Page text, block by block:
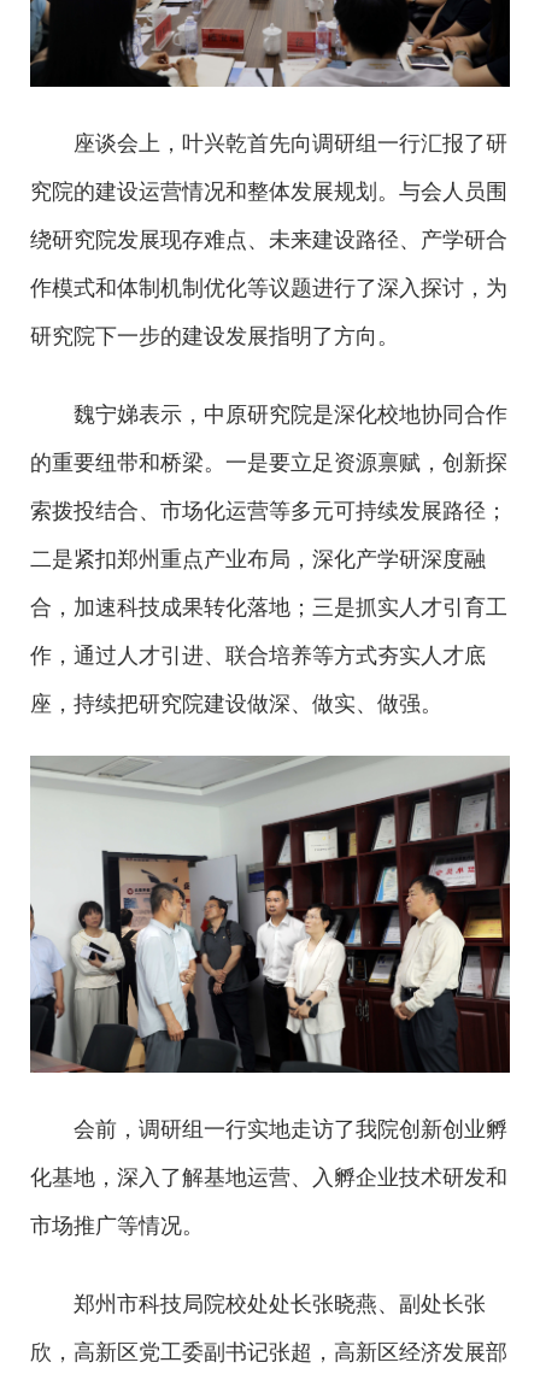
座谈会上，叶兴乾首先向调研组一行汇报了研
究院的建设运营情况和整体发展规划。与会人员围
绕研究院发展现存难点、未来建设路径、产学研合
作模式和体制机制优化等议题进行了深入探讨，为
研究院下一步的建设发展指明了方向。
魏宁娣表示，中原研究院是深化校地协同合作
的重要纽带和桥梁。一是要立足资源禀赋，创新探
索拨投结合、市场化运营等多元可持续发展路径；
二是紧扣郑州重点产业布局，深化产学研深度融
合，加速科技成果转化落地；三是抓实人才引育工
作，通过人才引进、联合培养等方式夯实人才底
座，持续把研究院建设做深、做实、做强。
会前，调研组一行实地走访了我院创新创业孵
化基地，深入了解基地运营、入孵企业技术研发和
市场推广等情况。
郑州市科技局院校处处长张晓燕、副处长张
欣，高新区党工委副书记张超，高新区经济发展部